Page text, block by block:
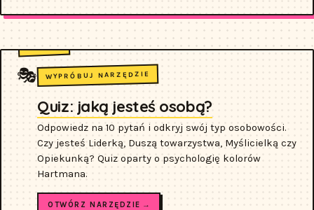
🎭 WYPRÓBUJ NARZĘDZIE
Quiz: jaką jesteś osobą?
Odpowiedz na 10 pytań i odkryj swój typ osobowości.
Czy jesteś Liderką, Duszą towarzystwa, Myślicielką czy
Opiekunką? Quiz oparty o psychologię kolorów
Hartmana.
OTWÓRZ NARZĘDZIE →